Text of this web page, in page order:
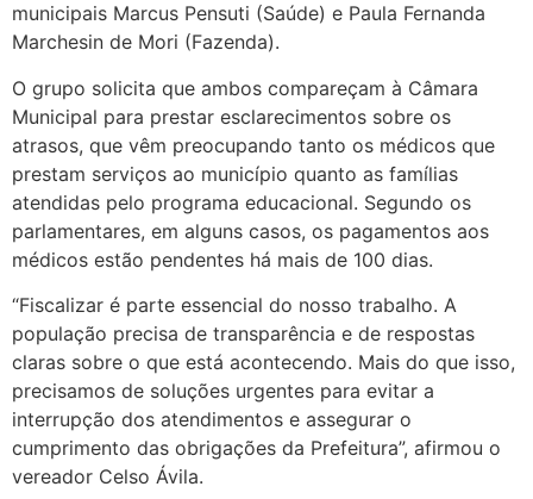
municipais Marcus Pensuti (Saúde) e Paula Fernanda
Marchesin de Mori (Fazenda).
O grupo solicita que ambos compareçam à Câmara
Municipal para prestar esclarecimentos sobre os
atrasos, que vêm preocupando tanto os médicos que
prestam serviços ao município quanto as famílias
atendidas pelo programa educacional. Segundo os
parlamentares, em alguns casos, os pagamentos aos
médicos estão pendentes há mais de 100 dias.
“Fiscalizar é parte essencial do nosso trabalho. A
população precisa de transparência e de respostas
claras sobre o que está acontecendo. Mais do que isso,
precisamos de soluções urgentes para evitar a
interrupção dos atendimentos e assegurar o
cumprimento das obrigações da Prefeitura”, afirmou o
vereador Celso Ávila.